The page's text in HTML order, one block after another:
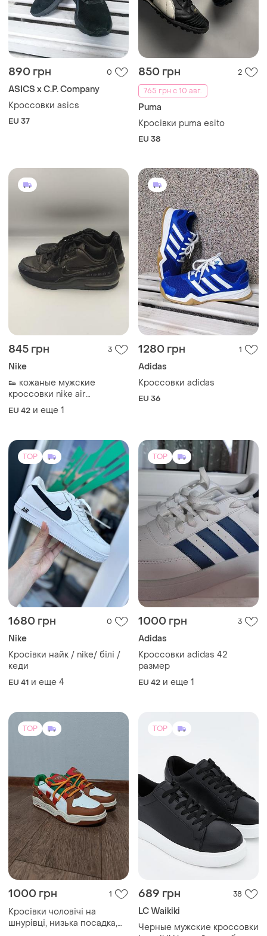
890 грн 0
ASICS x C.P. Company
Кроссовки asics
EU 37
850 грн
2
765 грн с 10 авг.
Puma
Кросівки puma esito
EU 38
845 грн 3
Nike
👟 кожаные мужские
кроссовки nike air
maxталиld 3 triple black
(оригинал, размер 42)
EU 42 и еще 1
1280 грн 1
Adidas
Кроссовки adidas
EU 36
TOP
1680 грн 0
Nike
Кросівки найк / nike/ білі /
кеди
EU 41 и еще 4
TOP
1000 грн 3
Adidas
Кроссовки adidas 42
размер
EU 42 и еще 1
TOP
1000 грн 1
Кросівки чоловічі на
шнурівці, низька посадка,
TOP
689 грн 38
LC Waikiki
Черные мужские кроссовки